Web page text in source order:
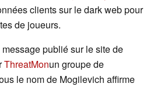
clients sur le dark web pour
de joueurs.
publié sur le site de
ThreatMonun groupe de
le nom de Mogilevich affirme